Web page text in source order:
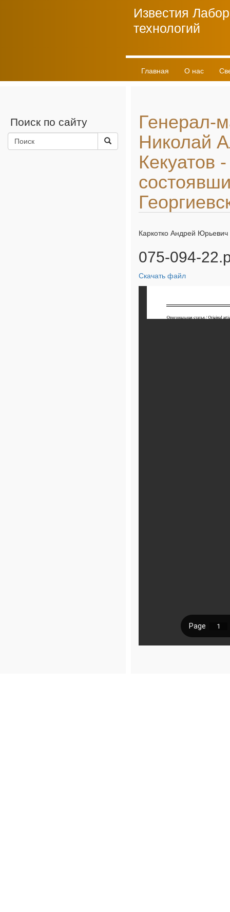
Известия
технологий
Главная О нас
Поиск по сайту
Генерал-
Николай
Кекуатов
Каркотко Андрей Юрьевич
075-094-
Скачать файл